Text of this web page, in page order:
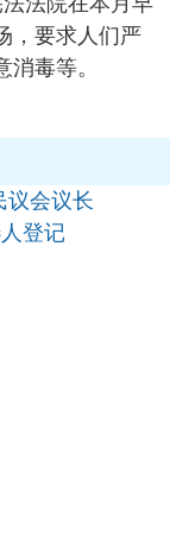
，要求人们严
毒等。
议会议长
登记